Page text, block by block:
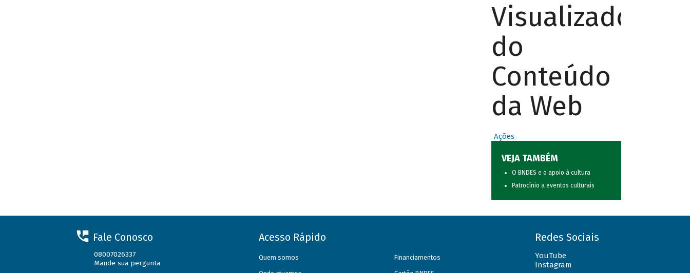
Visualizador
do
Conteúdo
da Web
Ações
VEJA TAMBÉM
O BNDES e o apoio à cultura
Patrocínio a eventos culturais
Fale Conosco
08007026337
Mande sua pergunta
Acesso Rápido
Quem somos Financiamentos
Redes Sociais
YouTube
Instagram